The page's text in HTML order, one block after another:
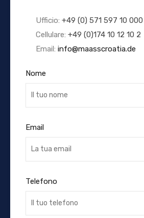
Ufficio: +49 (0) 571 597 10 000
Cellulare: +49 (0)174 10 12 10 2
Email: info@maasscroatia.de
Nome
Email
Telefono